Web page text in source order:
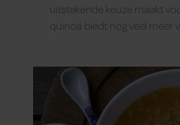
uitstekende keuze maakt
quinoa biedt nog veel meer